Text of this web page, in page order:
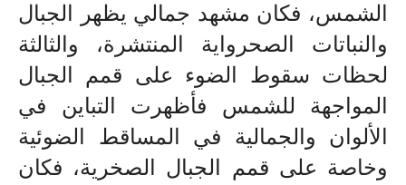
الشمس، فكان مشهد جمالي يظهر الجبال
والنباتات الصحرواية المنتشرة، والثالثة
لحظات سقوط الضوء على قمم الجبال
المواجهة للشمس فأظهرت التباين في
الألوان والجمالية في المساقط الضوئية
وخاصة على قمم الجبال الصخرية، فكان